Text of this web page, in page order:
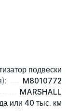
подвески
M8010772
MARSHALL
или 40 тыс. км